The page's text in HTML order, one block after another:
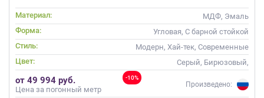
Материал:
МДФ, Эмаль
Форма:
Угловая, С барной стойкой
Стиль:
Модерн, Хай-тек, Современные
Цвет:
Серый, Бирюзовый,
Оливковый, Мятный
-10%
от 49 994 руб.
Цена за погонный метр
Произведено: